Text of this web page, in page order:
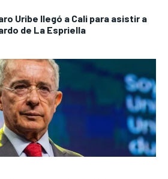
Uribe llegó a Cali para asistir a
de La Espriella